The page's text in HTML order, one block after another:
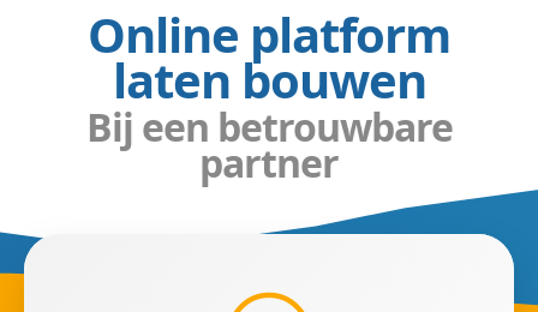
Online platform
laten bouwen
Bij een betrouwbare
partner